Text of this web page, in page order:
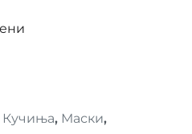
Кучиња, Маски,